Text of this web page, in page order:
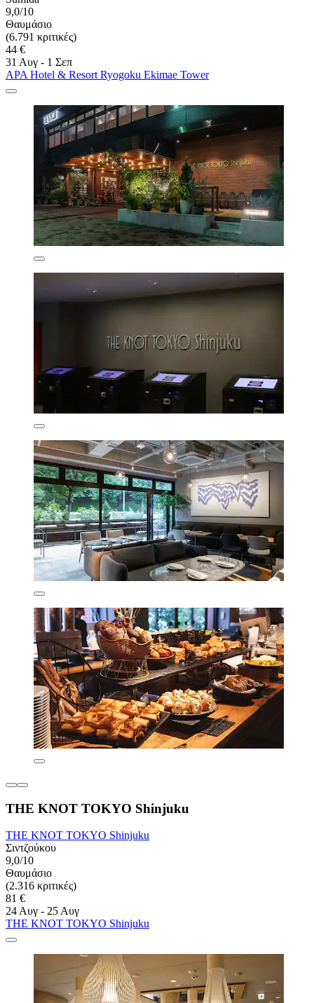
9,0/10
Θαυμάσιο
(6.791 κριτικές)
44 €
31 Αυγ - 1 Σεπ
APA Hotel & Resort Ryogoku Ekimae Tower
THE KNOT TOKYO Shinjuku
THE KNOT TOKYO Shinjuku
Σιντζούκου
9,0/10
Θαυμάσιο
(2.316 κριτικές)
81 €
24 Αυγ - 25 Αυγ
THE KNOT TOKYO Shinjuku